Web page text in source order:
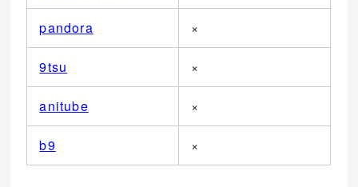
pandora ×
9tsu ×
anitube ×
b9 ×